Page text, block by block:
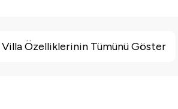
Villa Özelliklerinin Tümünü Göster